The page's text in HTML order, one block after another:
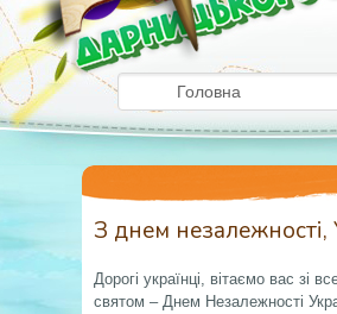
З днем незалежності,
Дорогі українці, вітаємо вас зі
святом – Днем Незалежності